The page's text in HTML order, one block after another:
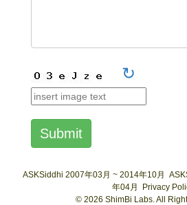
↻
Submit
ASKSiddhi 2007年03月 ~ 2014年10月
年04月
Privacy
© 2026 ShimBi Labs. All